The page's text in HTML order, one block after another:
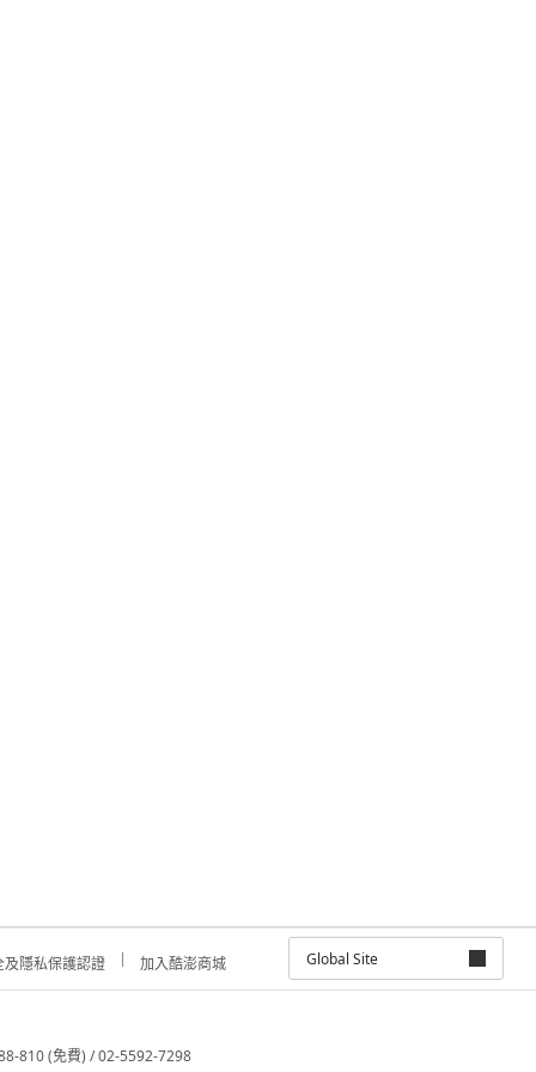
及隱私保護認證 加入酷澎商城 Global Site
810 (免費) / 02-5592-7298